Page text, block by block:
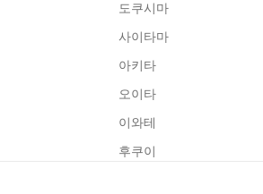
도쿠시마
사이타마
아키타
오이타
이와테
후쿠이